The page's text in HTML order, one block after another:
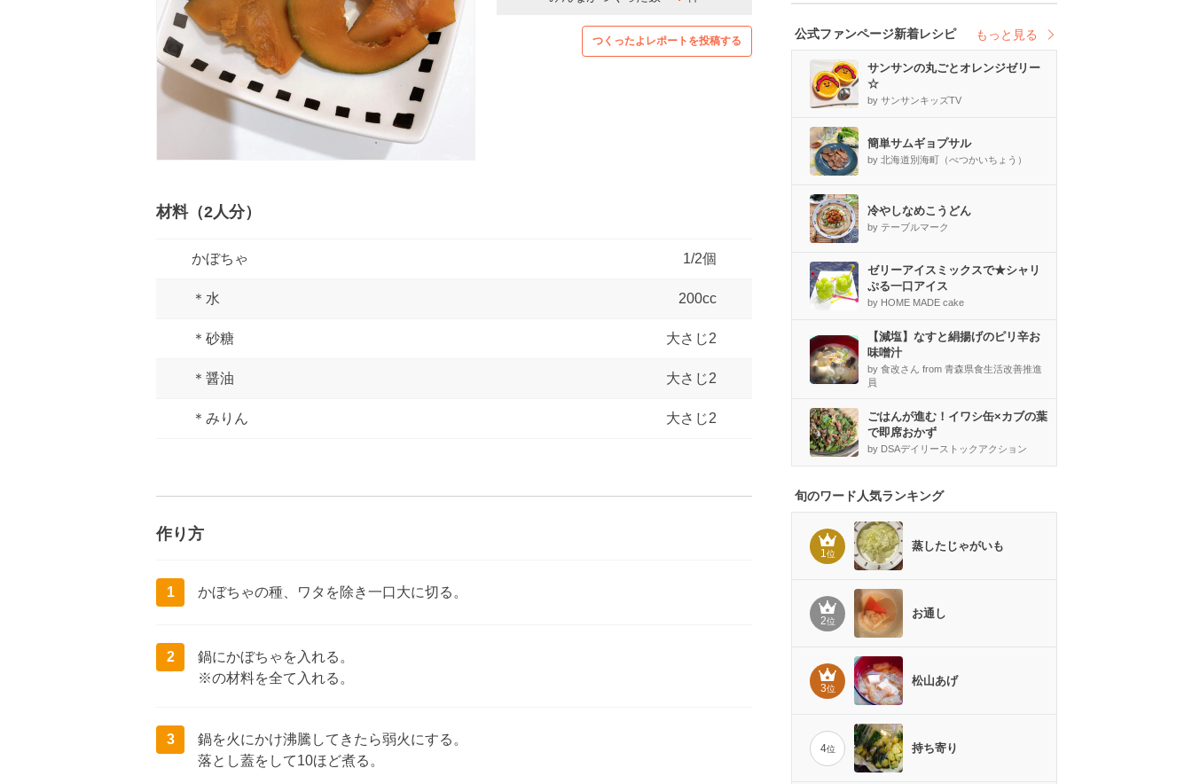
つくったよレポートを投稿する
材料（2人分）
かぼちゃ 1/2個
＊水 200cc
＊砂糖 大さじ2
＊醤油 大さじ2
＊みりん 大さじ2
作り方
1 かぼちゃの種、ワタを除き一口大に切る。
2
鍋にかぼちゃを入れる。
※の材料を全て入れる。
3
鍋を火にかけ沸騰してきたら弱火にする。
落とし蓋をして10ほど煮る。
公式ファンページ新着レシピ もっと見る
サンサンの丸ごとオレンジゼリー
☆
by サンサンキッズTV
簡単サムギョプサル
by 北海道別海町（べつかいちょう）
冷やしなめこうどん
by テーブルマーク
ゼリーアイスミックスで★シャリ
ぷる一口アイス
by HOME MADE cake
【減塩】なすと絹揚げのピリ辛お
味噌汁
by 食改さん from 青森県食生活改善推進
員
ごはんが進む！イワシ缶×カブの葉
で即席おかず
by DSAデイリーストックアクション
旬のワード人気ランキング
1位
蒸したじゃがいも
2位
お通し
3位
松山あげ
4位 持ち寄り